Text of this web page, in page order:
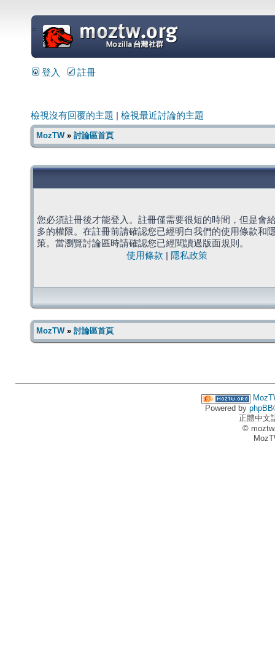
=
登入 註冊
檢視沒有回覆的主題 檢視最近討論的主題
MozTW» 討論區首頁
您必須註冊後才能登入。註冊僅需要很短的時間，但是會
多的權限。在註冊前請確認您已經明白我們的使用條款和
策。當瀏覽討論區時請確認您已經閱讀過版面規則。
使用條款
隱私政策
MozTW» 討論區首頁
Powered by phpBB
正體中文
©